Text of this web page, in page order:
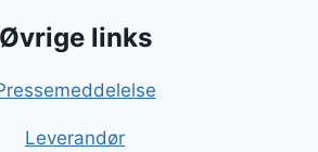
Øvrige links
Leverandør